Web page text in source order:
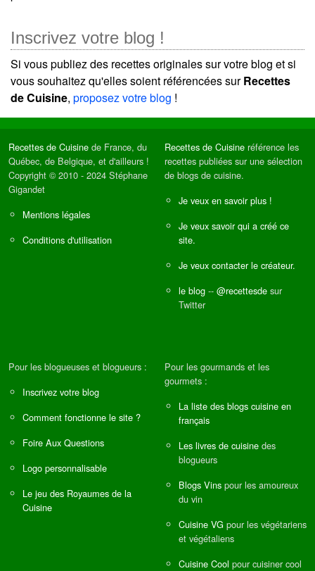
Inscrivez votre blog !
Si vous publiez des recettes originales sur votre blog et si
vous souhaitez qu'elles soient référencées surRecettes
de Cuisine, proposez votre blog !
Recettes de Cuisine de France, du
Québec, de Belgique, et d'ailleurs !
Copyright © 2010 - 2024 Stéphane
Gigandet
Mentions légales
Conditions d'utilisation
Recettes de Cuisine référence les
recettes publiées sur une sélection
de blogs de cuisine.
Je veux en savoir plus !
Je veux savoir qui a créé ce
site.
Je veux contacter le créateur.
le blog -- @recettesde sur
Twitter
Pour les blogueuses et blogueurs :
Inscrivez votre blog
Comment fonctionne le site ?
Foire Aux Questions
Logo personnalisable
Le jeu des Royaumes de la
Cuisine
Pour les gourmands et les
gourmets :
La liste des blogs cuisine en
français
Les livres de cuisine des
blogueurs
Blogs Vins pour les amoureux
du vin
Cuisine VG pour les végétariens
et végétaliens
Cuisine Cool pour cuisiner cool